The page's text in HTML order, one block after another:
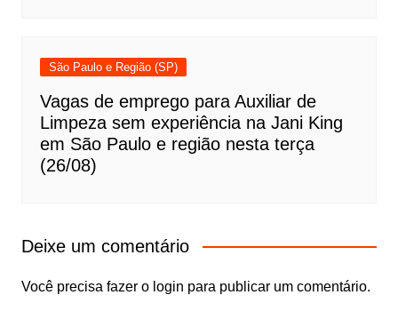
São Paulo e Região (SP)
Vagas de emprego para Auxiliar de
Limpeza sem experiência na Jani King
em São Paulo e região nesta terça
(26/08)
Deixe um comentário
Você precisa fazer o login para publicar um comentário.